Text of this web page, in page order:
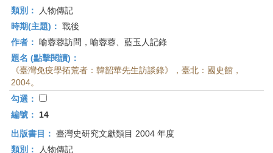
類別：
人物傳記
時期(主題)： 戰後
作者： 喻蓉蓉訪問，喻蓉蓉、藍玉人記錄
題名 (點擊閱讀)：
《臺灣免疫學拓荒者：韓韶華先生訪談錄》，臺北：國史館，
2004。
勾選：
編號：
14
出版書目： 臺灣史研究文獻類目 2004 年度
類別：
人物傳記